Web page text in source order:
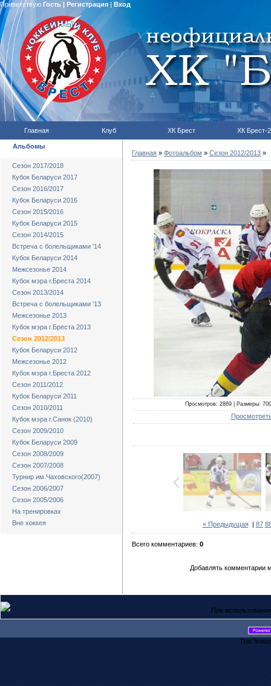
Приветствую Гость | Регистрация| Вход
Главная Клуб ХК Брест ХК Брест-2
Альбомы
Сезон 2017/2018
Кубок Беларуси 2017
Сезон 2016/2017
Кубок Беларуси 2016
Сезон 2015/2016
Кубок Беларуси 2015
Сезон 2014/2015
Встреча с болельщиками '14
Кубок Беларуси 2014
Межсезонье 2014
Кубок мэра г.Бреста 2014
Сезон 2013/2014
Встреча с болельщиками '13
Межсезонье 2013
Кубок мэра г.Бреста 2013
Сезон 2012/2013
Кубок Беларуси 2012
Межсезонье 2012
Кубок мэра г.Бреста 2012
Сезон 2011/2012
Кубок Беларуси 2011
Сезон 2010/2011
Кубок мэра г.Санок (2010)
Сезон 2009/2010
Кубок Беларуси 2009
Сезон 2008/2009
Сезон 2007/2008
Турнир им.Чаховского(2007)
Сезон 2006/2007
Сезон 2005/2006
На тренировках
Вне хоккея
Главная » Фотоальбом » Сезон 2012/2013 »
Просмотров: 2869 | Размеры:
« Предыдущая| 87
Всего комментариев: 0
Добавлять комментарии
При
This